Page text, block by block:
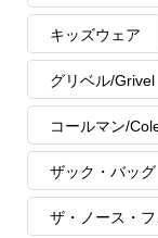
キッズウェア
グリベル/Grivel
コールマン/
ザック・バッグ
ザ・ノース・